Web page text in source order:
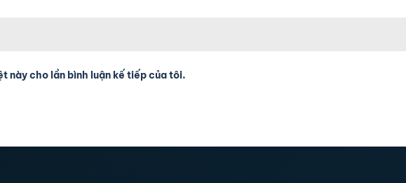
này cho lần bình luận kế tiếp của tôi.